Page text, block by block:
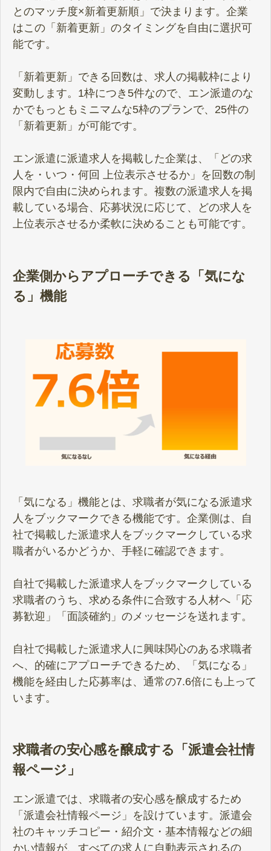
とのマッチ度×新着更新順」で決まります。企業
はこの「新着更新」のタイミングを自由に選択可
能です。
「新着更新」できる回数は、求人の掲載枠により
変動します。1枠につき5件なので、エン派遣のな
かでもっともミニマムな5枠のプランで、25件の
「新着更新」が可能です。
エン派遣に派遣求人を掲載した企業は、「どの求
人を・いつ・何回 上位表示させるか」を回数の制
限内で自由に決められます。複数の派遣求人を掲
載している場合、応募状況に応じて、どの求人を
上位表示させるか柔軟に決めることも可能です。
企業側からアプローチできる「気にな
る」機能
「気になる」機能とは、求職者が気になる派遣求
人をブックマークできる機能です。企業側は、自
社で掲載した派遣求人をブックマークしている求
職者がいるかどうか、手軽に確認できます。
自社で掲載した派遣求人をブックマークしている
求職者のうち、求める条件に合致する人材へ「応
募歓迎」「面談確約」のメッセージを送れます。
自社で掲載した派遣求人に興味関心のある求職者
へ、的確にアプローチできるため、「気になる」
機能を経由した応募率は、通常の7.6倍にも上って
います。
求職者の安心感を醸成する「派遣会社情
報ページ」
エン派遣では、求職者の安心感を醸成するため
「派遣会社情報ページ」を設けています。派遣会
社のキャッチコピー・紹介文・基本情報などの細
かい情報が、すべての求人に自動表示されるの